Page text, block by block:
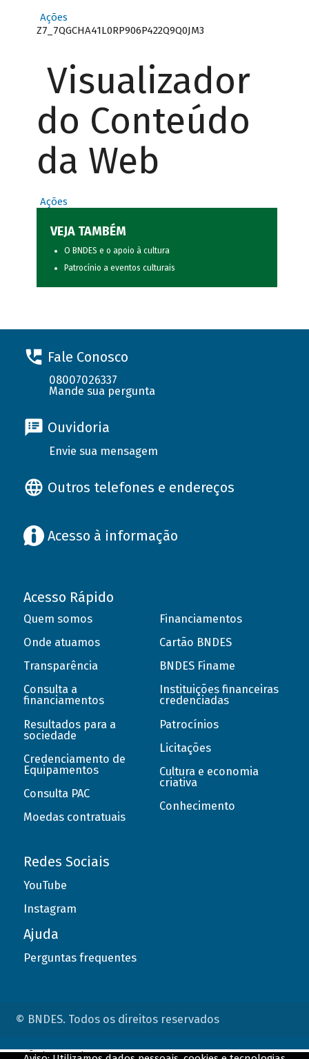
Ações
Z7_7QGCHA41L0RP906P422Q9Q0JM3
Visualizador
do Conteúdo
da Web
Ações
VEJA TAMBÉM
O BNDES e o apoio à cultura
Patrocínio a eventos culturais
Fale Conosco
08007026337
Mande sua pergunta
Ouvidoria
Envie sua mensagem
Outros telefones e endereços
Acesso à informação
Acesso Rápido
Quem somos
Onde atuamos
Transparência
Consulta a
financiamentos
Resultados para a
sociedade
Credenciamento de
Equipamentos
Consulta PAC
Moedas contratuais
Financiamentos
Cartão BNDES
BNDES Finame
Instituições financeiras
credenciadas
Patrocínios
Licitações
Cultura e economia
criativa
Conhecimento
Redes Sociais
YouTube
Instagram
Ajuda
Perguntas frequentes
© BNDES. Todos os direitos reservados
ConteÃºdo complementar